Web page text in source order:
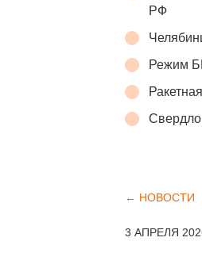
РФ
Режим
← НОВОСТИ
3 АПРЕЛЯ